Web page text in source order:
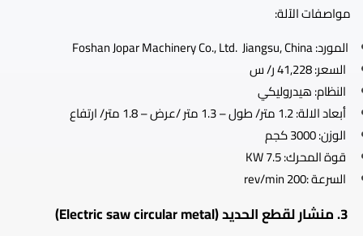
مواصفات الآلة:
المورد: Foshan Jopar Machinery Co., Ltd. Jiangsu, China
السعر: 41,228 ر/ س
النظام: هيدروليكي
أبعاد الالة: 1.2 متر/ طول – 1.3 متر /عرض – 1.8 متر/ ارتفاع
الوزن: 3000 كجم
قوة المحرك: 7.5 KW
السرعة :200 rev/min